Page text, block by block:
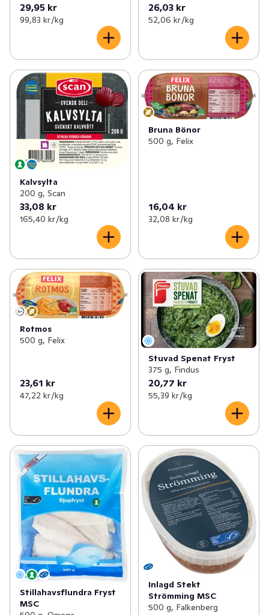
29,95 kr
99,83 kr /kg
26,03 kr
52,06 kr /kg
Kalvsylta
200 g, Scan
33,08 kr
165,40 kr /kg
Bruna Bönor
500 g, Felix
16,04 kr
32,08 kr /kg
Rotmos
500 g, Felix
23,61 kr
47,22 kr /kg
Stuvad Spenat Fryst
375 g, Findus
20,77 kr
55,39 kr /kg
Stillahavsflundra Fryst
MSC
Inlagd Stekt
Strömming MSC
500 g, Falkenberg